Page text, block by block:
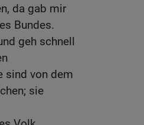
da gab mir
Bundes.
geh schnell
sind von dem
sie